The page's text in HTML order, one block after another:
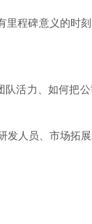
程碑意义的时
活力、如何把公
人员、市场拓